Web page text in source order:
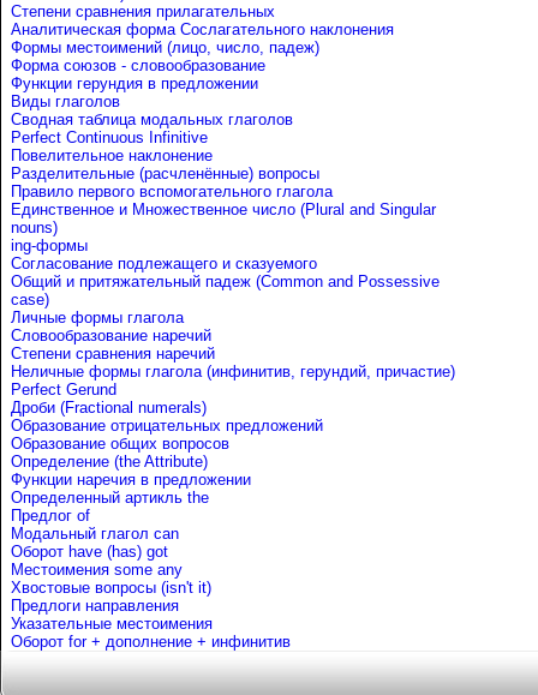
Степени сравнения прилагательных
Аналитическая форма Сослагательного наклонения
Формы местоимений (лицо, число, падеж)
Форма союзов - словообразование
Функции герундия в предложении
Виды глаголов
Сводная таблица модальных глаголов
Perfect Continuous Infinitive
Повелительное наклонение
Разделительные (расчленённые) вопросы
Правило первого вспомогательного глагола
Единственное и Множественное число (Plural and Singular
nouns)
ing-формы
Согласование подлежащего и сказуемого
Общий и притяжательный падеж (Common and Possessive
case)
Личные формы глагола
Словообразование наречий
Степени сравнения наречий
Неличные формы глагола (инфинитив, герундий, причастие)
Perfect Gerund
Дроби (Fractional numerals)
Образование отрицательных предложений
Образование общих вопросов
Определение (the Attribute)
Функции наречия в предложении
Определенный артикль the
Предлог of
Mодальный глагол can
Оборот have (has) got
Местоимения some any
Хвостовые вопросы (isn't it)
Предлоги направления
Указательные местоимения
Оборот for + дополнение + инфинитив